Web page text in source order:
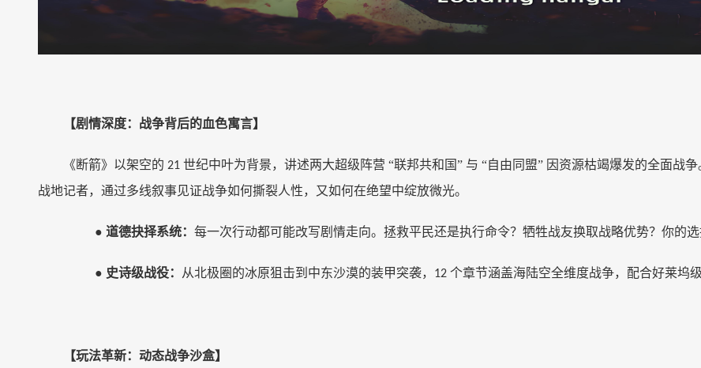
【剧情深度：战争背后的血色寓言】
《断箭》以架空的 21 世纪中叶为背景，讲述两大超级阵营 “联邦共和国” 与 “自由同盟” 因资源枯竭爆发的全面战
战地记者，通过多线叙事见证战争如何撕裂人性，又如何在绝望中绽放微光。
● 道德抉择系统： 每一次行动都可能改写剧情走向。拯救平民还是执行命令？牺牲战友换取战略优势？你的
● 史诗级战役： 从北极圈的冰原狙击到中东沙漠的装甲突袭， 12 个章节涵盖海陆空全维度战争，配合好莱坞级
【玩法革新：动态战争沙盒】